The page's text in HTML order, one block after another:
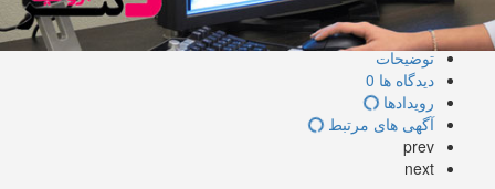
توضیحات
دیدگاه ها 0
رویدادها
آگهی های مرتبط
prev
next